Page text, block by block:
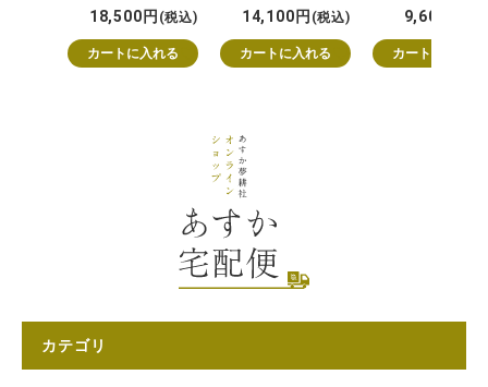
18,500 税込
カートに入れる
14,100 税込
カートに入れる
9,600
カートに入れる
カテゴリ